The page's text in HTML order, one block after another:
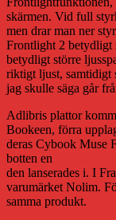
skärmen. Vid full
men drar man ner
Frontlight 2 betydligt
betydligt större
riktigt ljust, samtidigt
jag skulle säga går
Adlibris plattor
Bookeen, förra
deras Cybook Muse
botten en
den lanserades i. I
varumärket Nolim.
samma produkt.